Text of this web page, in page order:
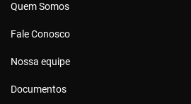
Quem Somos
Fale Conosco
Nossa equipe
Documentos